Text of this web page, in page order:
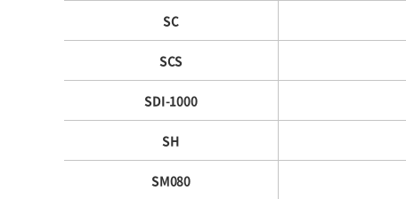
SC
SCS
SDI-1000
SH
SM080